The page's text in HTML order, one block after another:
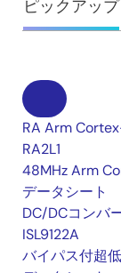
ピックアップ
RA Arm
RA2L1
48MHz Arm
データシート
DC/DCコンバ
ISL9122A
バイパス付超